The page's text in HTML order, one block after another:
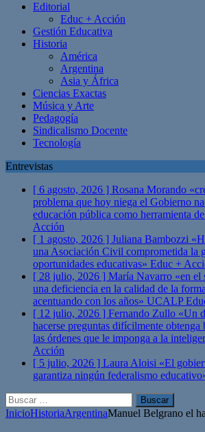
Editorial
Educ + Acción
Gestión Educativa
Historia
América
Argentina
Asia y África
Ciencias Exactas
Música y Arte
Pedagogía
Sindicalismo Docente
Tecnología
Entrevistas
[ 6 agosto, 2026 ] Rosana Morando
problema que hoy niega el Gobierno
educación pública como herramienta
Acción
[ 1 agosto, 2026 ] Juliana Bambozzi
una Asociación Civil comprometida la
oportunidades educativas» Educ +
[ 28 julio, 2026 ] María Navarro «en el
una deficiencia en la calidad de la
acentuando con los años» UCALP
[ 12 julio, 2026 ] Fernando Zullo «Un
hacerse preguntas difícilmente obtenga
las órdenes que le imponga a la
Acción
[ 5 julio, 2026 ] Laura Aloisi «El
garantiza ningún federalismo
Buscar:
InicioHistoriaArgentinaManuel Belgrano el